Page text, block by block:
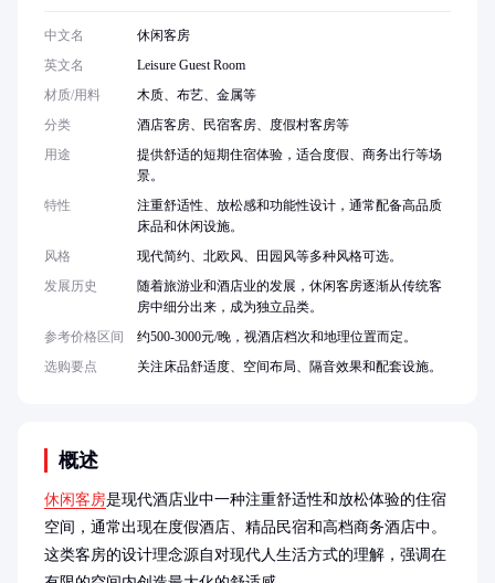
概述
休闲客房是现代酒店业中一种注重舒适性和放松体验的住宿
空间，通常出现在度假酒店、精品民宿和高档商务酒店中。
这类客房的设计理念源自对现代人生活方式的理解，强调在
中文名
休闲客房
英文名
Leisure Guest Room
材质/用料
木质、布艺、金属等
分类
酒店客房、民宿客房、度假村客房等
用途
提供舒适的短期住宿体验，适合度假、商务出行等场
景。
特性
注重舒适性、放松感和功能性设计，通常配备高品质
床品和休闲设施。
风格
现代简约、北欧风、田园风等多种风格可选。
发展历史
随着旅游业和酒店业的发展，休闲客房逐渐从传统客
房中细分出来，成为独立品类。
参考价格区间
约500-3000元/晚，视酒店档次和地理位置而定。
选购要点
关注床品舒适度、空间布局、隔音效果和配套设施。